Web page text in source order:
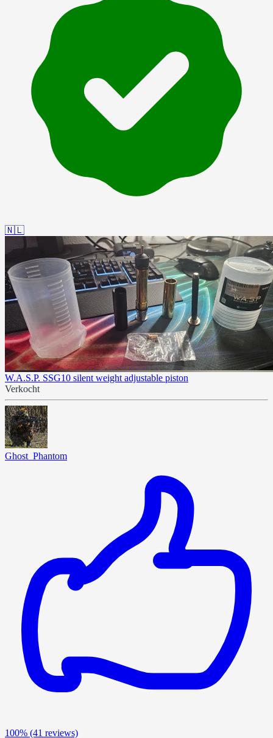
🇳🇱
W.A.S.P. SSG10 silent weight adjustable piston
Verkocht
Ghost_Phantom
100% (41 reviews)